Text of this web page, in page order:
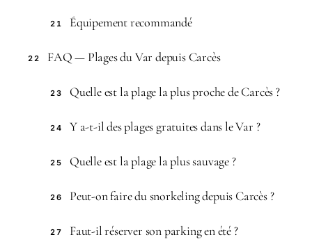
21 Équipement recommandé
22 FAQ — Plages du Var depuis Carcès
23 Quelle est la plage la plus proche de Carcès ?
24 Y a-t-il des plages gratuites dans le Var ?
25 Quelle est la plage la plus sauvage ?
26 Peut-on faire du snorkeling depuis Carcès ?
27 Faut-il réserver son parking en été ?